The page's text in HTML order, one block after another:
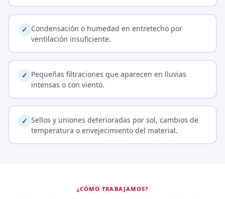
✓ Condensación o humedad en entretecho por
ventilación insuficiente.
✓ Pequeñas filtraciones que aparecen en lluvias
intensas o con viento.
✓ Sellos y uniones deterioradas por sol, cambios de
temperatura o envejecimiento del material.
¿CÓMO TRABAJAMOS?